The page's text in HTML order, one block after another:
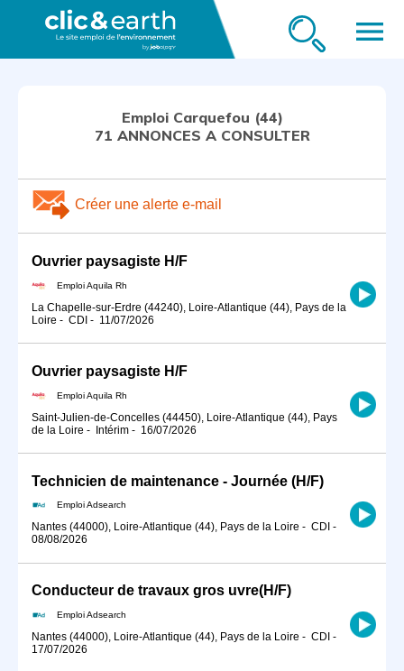
menu
Emploi Carquefou (44)
71 ANNONCES A CONSULTER
Créer une alerte e-mail
Ouvrier paysagiste H/F
Emploi Aquila Rh
La Chapelle-sur-Erdre (44240), Loire-Atlantique (44), Pays de la
Loire - CDI - 11/07/2026
Ouvrier paysagiste H/F
Emploi Aquila Rh
Saint-Julien-de-Concelles (44450), Loire-Atlantique (44), Pays
de la Loire - Intérim - 16/07/2026
Technicien de maintenance - Journée (H/F)
Emploi Adsearch
Nantes (44000), Loire-Atlantique (44), Pays de la Loire - CDI -
08/08/2026
Conducteur de travaux gros uvre(H/F)
Emploi Adsearch
Nantes (44000), Loire-Atlantique (44), Pays de la Loire - CDI -
17/07/2026